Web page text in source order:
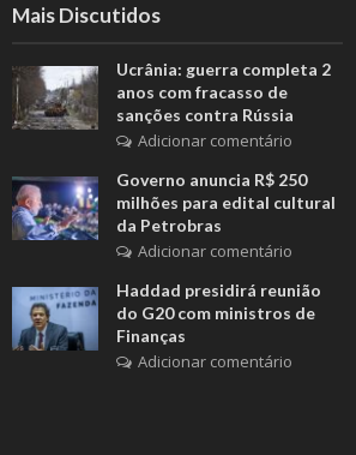
Mais Discutidos
Ucrânia: guerra completa 2
anos com fracasso de
sanções contra Rússia
Adicionar comentário
Governo anuncia R$ 250
milhões para edital cultural
da Petrobras
Adicionar comentário
Haddad presidirá reunião
do G20 com ministros de
Finanças
Adicionar comentário